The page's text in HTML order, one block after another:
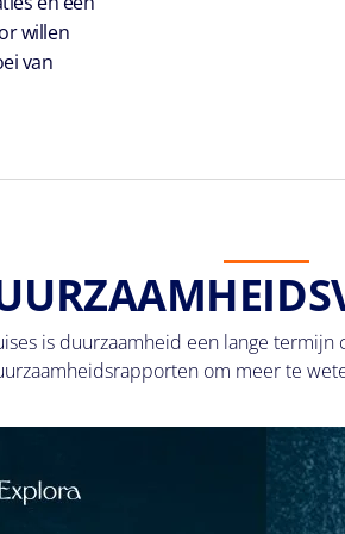
willen
van
het
en
en
is duurzaamheid een lange
om meer te